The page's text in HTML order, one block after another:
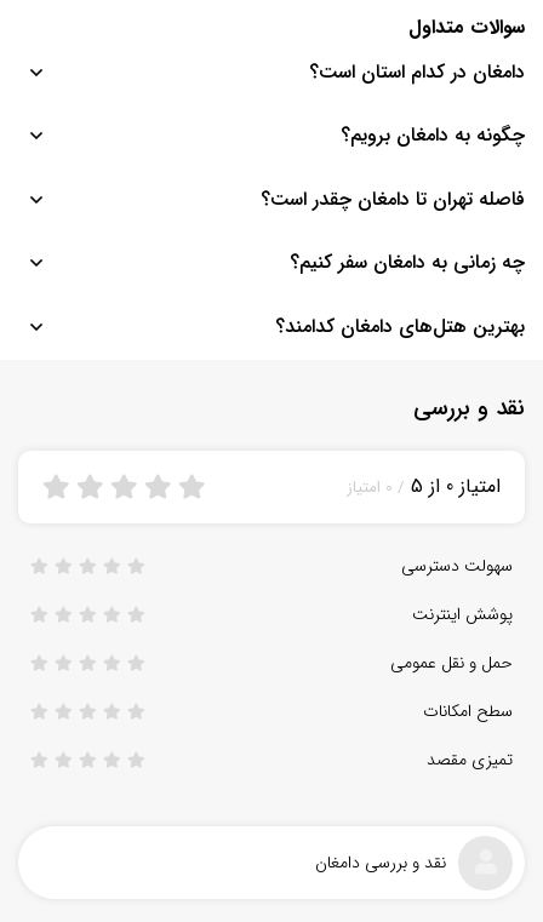
سوالات متداول
دامغان در کدام استان است؟
این شهر در استان سمنان قرار گرفته است.
چگونه به دامغان برویم؟
برای رفتن به این شهر می‌توانید با ماشین شخصی از اتوبان امام رضا خود
فاصله تهران تا دامغان چقدر است؟
چه زمانی به دامغان سفر کنیم؟
از اوایل بهار تا اواسط پاییز بهترین فصل سفر به این شهر است.
بهترین هتل‌های دامغان کدامند؟
نقد و بررسی
نقد و بررسی دامغان
امتیاز 0 از 5 / 0 امتیاز
سهولت دسترسی
پوشش اینترنت
حمل و نقل عمومی
سطح امکانات
تمیزی مقصد